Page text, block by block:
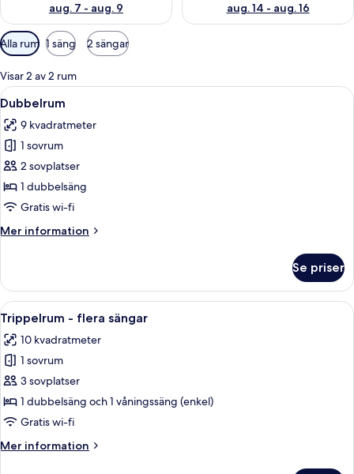
aug. 7 - aug. 9
aug. 14 - aug. 16
Tillgängliga
filter
för
rum
Alla rum 1 säng 2 sängar
Visar 2 av 2 rum
Öppna
alla
foton
för
Dubbelrum
Ett modernt hotellrum med en stor
8
Dubbelrum
9 kvadratmeter
1 sovrum
2 sovplatser
1 dubbelsäng
Gratis wi-fi
Mer information
Mer
Se priser
Öppna
alla
foton
för
Trippelrum
-
flera
Trippelrum - flera sängar |
5
Trippelrum - flera sängar
10 kvadratmeter
1 sovrum
3 sovplatser
1 dubbelsäng och 1 våningssäng (enkel)
Gratis wi-fi
Mer information
Mer